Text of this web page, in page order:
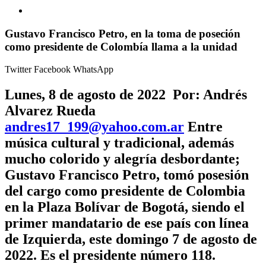
Gustavo Francisco Petro, en la toma de poseción
como presidente de Colombía llama a la unidad
TwitterFacebook WhatsApp
Lunes, 8 de agosto de 2022 Por: Andrés
Alvarez Rueda
andres17_199@yahoo.com.ar Entre
música cultural y tradicional, además
mucho colorido y alegría desbordante;
Gustavo Francisco Petro, tomó posesión
del cargo como presidente de Colombia
en la Plaza Bolívar de Bogotá, siendo el
primer mandatario de ese país con línea
de Izquierda, este domingo 7 de agosto de
2022. Es el presidente número 118.